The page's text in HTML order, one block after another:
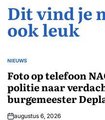
Dit vind je
ook leuk
GEPLAATST
NIEUWS
Foto op telefoon
politie naar
burgemeester
augustus 6, 2026